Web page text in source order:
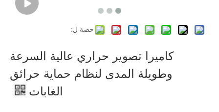
حصة ل:
كاميرا تصوير حراري عالية السرعة
وطويلة المدى لنظام حماية حرائق
الغابات